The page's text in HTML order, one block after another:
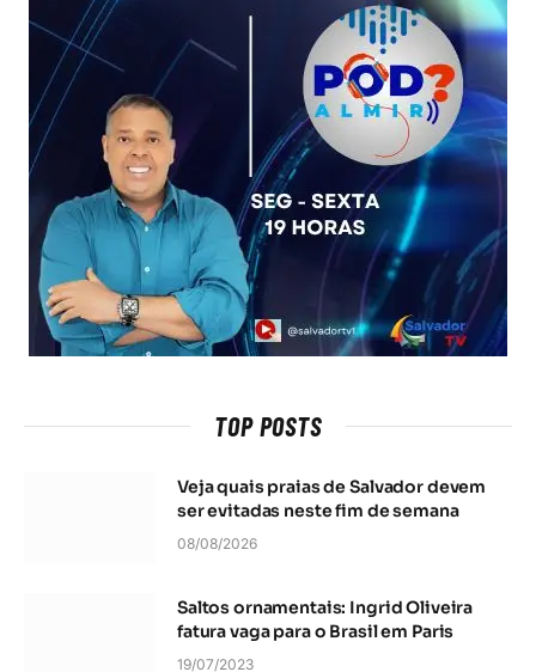
TOP POSTS
Veja quais praias de Salvador devem
ser evitadas neste fim de semana
08/08/2026
Saltos ornamentais: Ingrid Oliveira
fatura vaga para o Brasil em Paris
19/07/2023